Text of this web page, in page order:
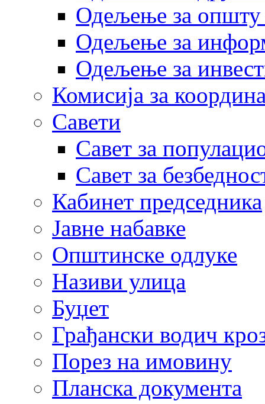
Одељење за општу
Одељење за
Одељење за
Комисија за
Савети
Савет за
Савет за
Кабинет председника
Јавне набавке
Општинске одлуке
Називи улица
Буџет
Грађански водич
Порез на имовину
Планска документа